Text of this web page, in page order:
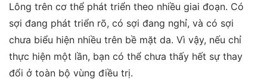
Lông trên cơ thể phát triển theo nhiều giai đoạn. Có
sợi đang phát triển rõ, có sợi đang nghỉ, và có sợi
chưa biểu hiện nhiều trên bề mặt da. Vì vậy, nếu chỉ
thực hiện một lần, bạn có thể chưa thấy hết sự thay
đổi ở toàn bộ vùng điều trị.